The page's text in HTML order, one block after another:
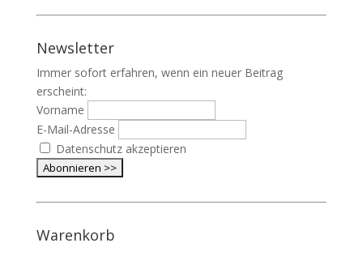
Newsletter
Immer sofort erfahren, wenn ein neuer Beitrag
erscheint:
Vorname
E-Mail-Adresse
Datenschutz akzeptieren
Warenkorb